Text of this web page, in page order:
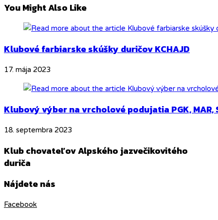
You Might Also Like
Klubové farbiarske skúšky duričov KCHAJD
17. mája 2023
Klubový výber na vrcholové podujatia PGK, MAR,
18. septembra 2023
Klub chovateľov Alpského jazvečikovitého
duriča
Nájdete nás
Facebook